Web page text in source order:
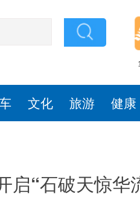
文化 旅游 健康
启“石破天惊华